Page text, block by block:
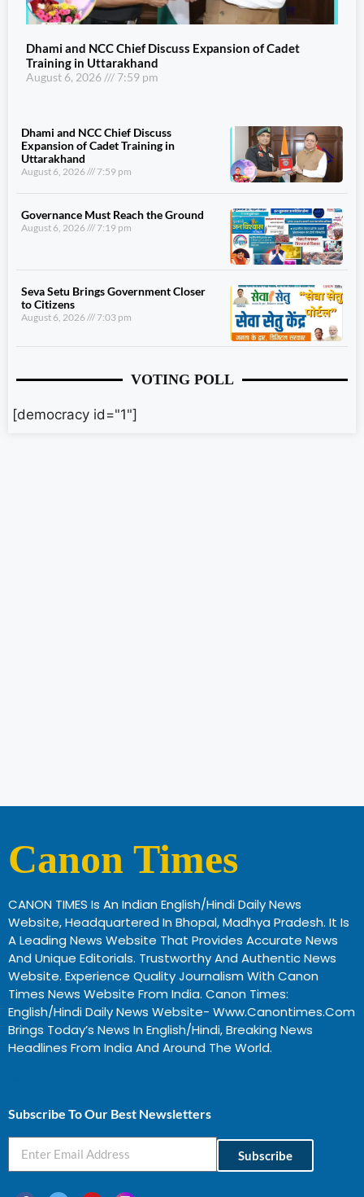
Dhami and NCC Chief Discuss Expansion of Cadet
Training in Uttarakhand
August 6, 2026 7:59 pm
Dhami and NCC Chief Discuss
Expansion of Cadet Training in
Uttarakhand
August 6, 2026 7:59 pm
Governance Must Reach the Ground
August 6, 2026 7:19 pm
Seva Setu Brings Government Closer
to Citizens
August 6, 2026 7:03 pm
VOTING POLL
[democracy id="1"]
Canon Times
CANON TIMES Is An Indian English/Hindi Daily News
Website, Headquartered In Bhopal, Madhya Pradesh. It Is
A Leading News Website That Provides Accurate News
And Unique Editorials. Trustworthy And Authentic News
Website. Experience Quality Journalism With Canon
Times News Website From India. Canon Times:
English/Hindi Daily News Website- Www.canontimes.com
Brings Today’s News In English/Hindi, Breaking News
Headlines From India And Around The World.
Subscribe To Our Best Newsletters
Subscribe